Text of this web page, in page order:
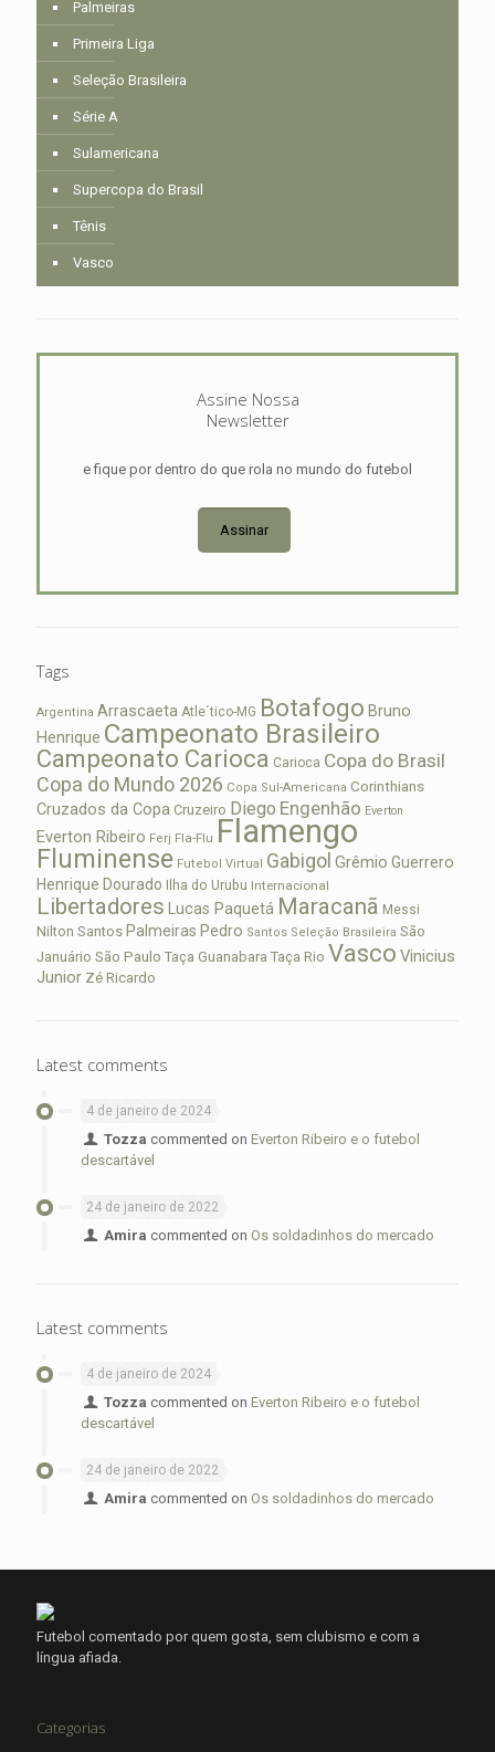
Palmeiras
Primeira Liga
Seleção Brasileira
Série A
Sulamericana
Supercopa do Brasil
Tênis
Vasco
Assine Nossa
Newsletter
e fique por dentro do que rola no mundo do futebol
Assinar
Tags
Argentina Arrascaeta Atle´tico-MG Botafogo Bruno
Henrique Campeonato Brasileiro
Campeonato Carioca Carioca Copa do Brasil
Copa do Mundo 2026 Copa Sul-Americana Corinthians
Cruzados da Copa Cruzeiro Diego Engenhão Everton
Everton Ribeiro Ferj Fla-Flu Flamengo
Fluminense Futebol Virtual Gabigol Grêmio Guerrero
Henrique Dourado Ilha do Urubu Internacional
Libertadores Lucas Paquetá Maracanã Messi
Nilton Santos Palmeiras Pedro Santos Seleção Brasileira São
Januário São Paulo Taça Guanabara Taça Rio Vasco Vinicius
Junior Zé Ricardo
Latest comments
4 de janeiro de 2024
Tozza commented onEverton Ribeiro e o futebol
descartável
24 de janeiro de 2022
Amira commented onOs soldadinhos do mercado
Latest comments
4 de janeiro de 2024
Tozza commented onEverton Ribeiro e o futebol
descartável
24 de janeiro de 2022
Amira commented onOs soldadinhos do mercado
Futebol comentado por quem gosta, sem clubismo e com a
língua afiada.
Categorias